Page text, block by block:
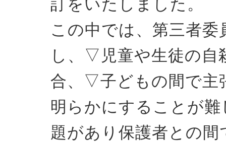
訂をいたしました。
この中では、第三者
し、▽児童や生徒の自
合、▽子どもの間で主
明らかにすることが
題があり保護者との